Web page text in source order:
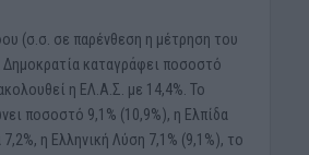
(σ.σ. σε παρένθεση η μέτρηση του
καταγράφει ποσοστό
η ΕΛ.Α.Σ. με 14,4%. Το
ποσοστό 9,1% (10,9%), η Ελπίδα
η Ελληνική Λύση 7,1% (9,1%), το